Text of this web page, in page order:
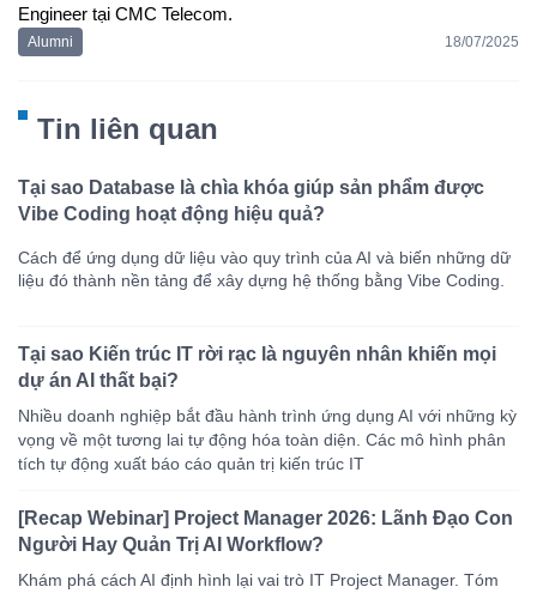
Engineer tại CMC Telecom.
Alumni 18/07/2025
Tin liên quan
Tại sao Database là chìa khóa giúp sản phẩm được
Vibe Coding hoạt động hiệu quả?
Cách để ứng dụng dữ liệu vào quy trình của AI và biến những dữ
liệu đó thành nền tảng để xây dựng hệ thống bằng Vibe Coding.
Tại sao Kiến trúc IT rời rạc là nguyên nhân khiến mọi
dự án AI thất bại?
Nhiều doanh nghiệp bắt đầu hành trình ứng dụng AI với những kỳ
vọng về một tương lai tự động hóa toàn diện. Các mô hình phân
tích tự động xuất báo cáo quản trị kiến trúc IT
[Recap Webinar] Project Manager 2026: Lãnh Đạo Con
Người Hay Quản Trị AI Workflow?
Khám phá cách AI định hình lại vai trò IT Project Manager. Tóm